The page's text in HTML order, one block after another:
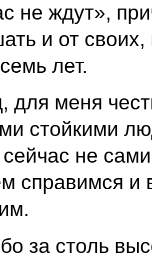
не ждут»,
и от
лет.
для меня
стойкими
не
справимся и
за столь